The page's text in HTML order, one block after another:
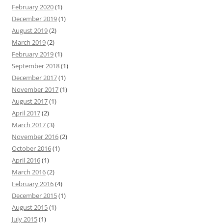
February 2020(1)
December 2019(1)
August 2019(2)
March 2019(2)
February 2019(1)
September 2018(1)
December 2017(1)
November 2017(1)
August 2017(1)
April 2017(2)
March 2017(3)
November 2016(2)
October 2016(1)
April 2016(1)
March 2016(2)
February 2016(4)
December 2015(1)
August 2015(1)
July 2015(1)